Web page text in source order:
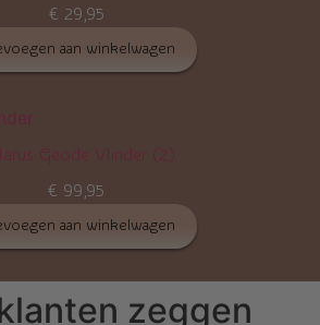
€ 29,95
aan winkelwagen
Geode Vlinder (2)
€ 99,95
aan winkelwagen
zeggen